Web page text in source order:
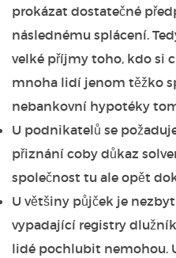
prokázat dostatečné
následnému splácení.
velké příjmy toho, kdo si
mnoha lidí jenom těžko
nebankovní hypotéky
U podnikatelů se
přiznání coby důkaz
společnost tu ale opět
U většiny půjček je
vypadající registry
lidé pochlubit nemohou.